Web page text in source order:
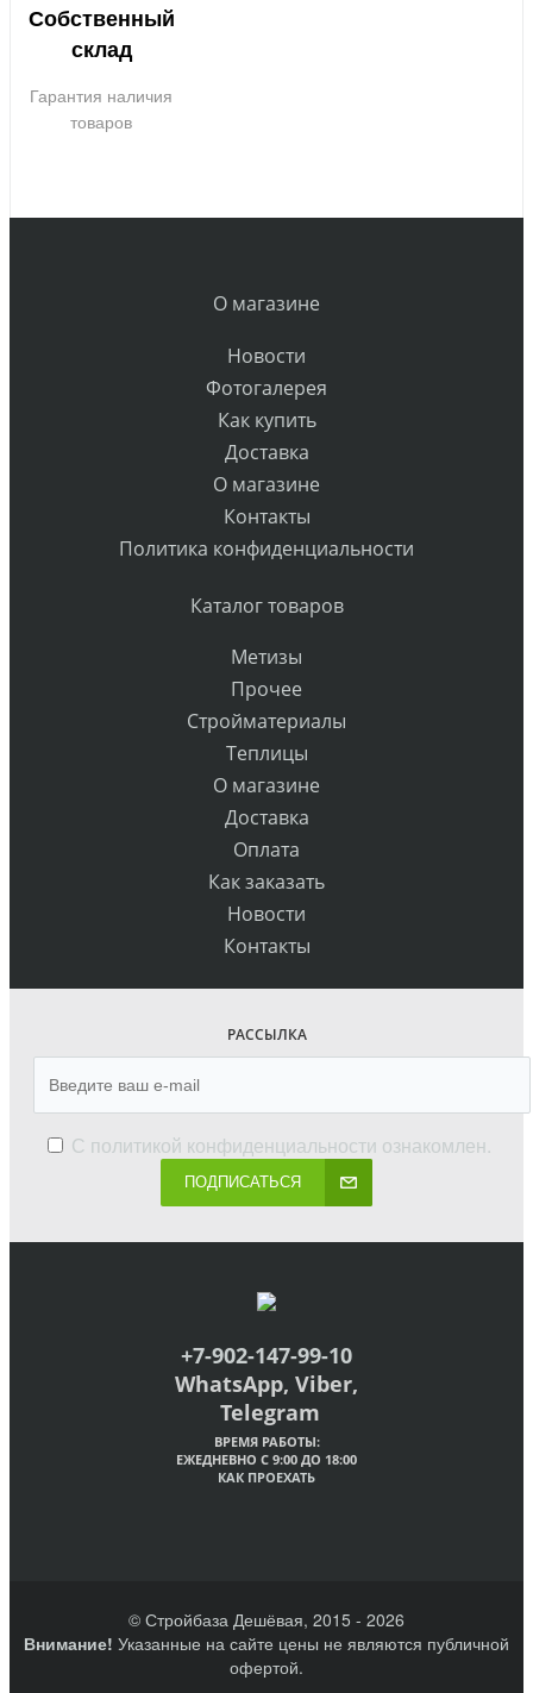
Собственный
склад
Гарантия наличия
товаров
О магазине
Новости
Фотогалерея
Как купить
Доставка
О магазине
Контакты
Политика конфиденциальности
Каталог товаров
Метизы
Прочее
Стройматериалы
Теплицы
О магазине
Доставка
Оплата
Как заказать
Новости
Контакты
РАССЫЛКА
С политикой конфиденциальности ознакомлен.
ПОДПИСАТЬСЯ
+7-902-147-99-10
WhatsApp, Viber,
Telegram
ВРЕМЯ РАБОТЫ:
ЕЖЕДНЕВНО С 9:00 ДО 18:00
КАК ПРОЕХАТЬ
© Стройбаза Дешёвая, 2015 - 2026
Внимание! Указанные на сайте цены не являются публичной
офертой.